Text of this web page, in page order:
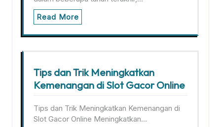
Read More
Tips dan Trik Meningkatkan
Kemenangan di Slot Gacor Online
Tips dan Trik Meningkatkan Kemenangan di
Slot Gacor Online Meningkatkan…